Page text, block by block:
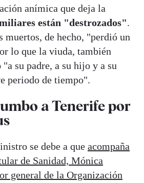
anímica que deja la
están "destrozados".
muertos, de hecho, "perdió un
lo que la viuda, también
su padre, a su hijo y a su
periodo de tiempo".
a Tenerife por
se debe a que acompaña
de Sanidad, Mónica
general de la Organización